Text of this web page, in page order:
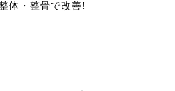
体・整骨で改善!